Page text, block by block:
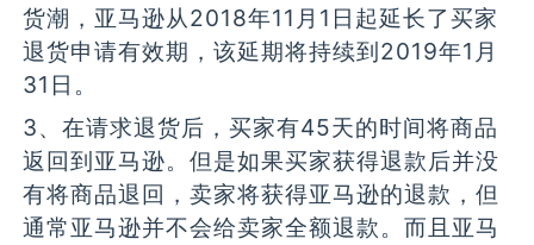
货潮，亚马逊从2018年11月1日起延长了买家
退货申请有效期，该延期将持续到2019年1月
31日。
3、在请求退货后，买家有45天的时间将商品
返回到亚马逊。但是如果买家获得退款后并没
有将商品退回，卖家将获得亚马逊的退款，但
通常亚马逊并不会给卖家全额退款。而且亚马